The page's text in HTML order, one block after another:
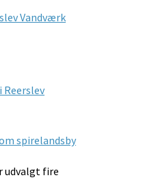
Vandværk
Reerslev
spirelandsby
udvalgt fire